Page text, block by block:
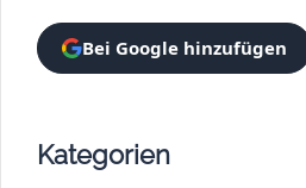
Bei Google hinzufügen
Kategorien